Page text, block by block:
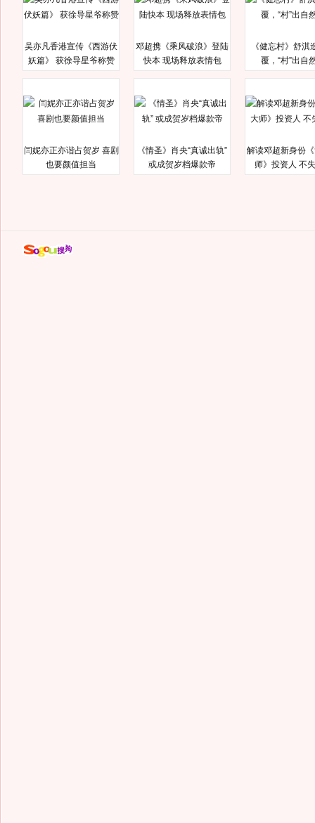
吴亦凡香港宣传《西游伏
妖篇》 获徐导星爷称赞
邓超携《乘风破浪》登陆
快本 现场释放表情包
《健忘村》舒淇
覆，“村”出自
闫妮亦正亦谐占贺岁 喜剧
也要颜值担当
《情圣》肖央“真诚出轨”
或成贺岁档爆款帝
解读邓超新身份
师》投资人 不